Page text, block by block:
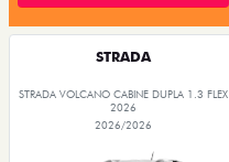
STRADA
STRADA VOLCANO CABINE DUPLA 1.3 FLEX
2026
2026/2026